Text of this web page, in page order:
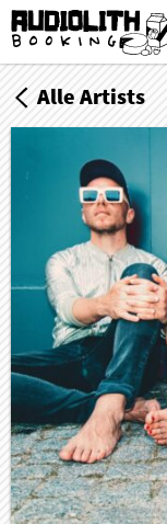
Alle Artists